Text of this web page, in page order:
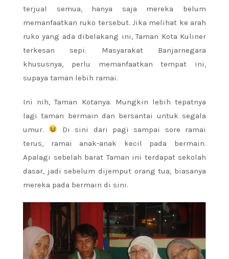
terjual semua, hanya saja mereka belum
memanfaatkan ruko tersebut. Jika melihat ke arah
ruko yang ada dibelakang ini, Taman Kota Kuliner
terkesan sepi. Masyarakat Banjarnegara
khususnya, perlu memanfaatkan tempat ini,
supaya taman lebih ramai.
Ini nih, Taman Kotanya. Mungkin lebih tepatnya
lagi taman bermain dan bersantai untuk segala
umur.
Di sini dari pagi sampai sore ramai
terus, ramai anak-anak kecil pada bermain.
Apalagi sebelah barat Taman ini terdapat sekolah
dasar, jadi sebelum dijemput orang tua, biasanya
mereka pada bermain di sini.